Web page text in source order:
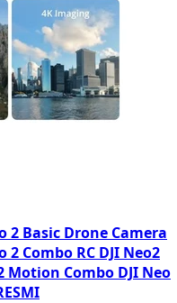
2 Basic Drone Camera
Combo RC DJI Neo2
Motion Combo DJI Neo